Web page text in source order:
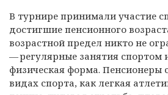
В турнире принимали участие
достигшие пенсионного
возрастной предел никто не
— ​регулярные занятия спортом
физическая форма. Пенсионеры
видах спорта, как легкая